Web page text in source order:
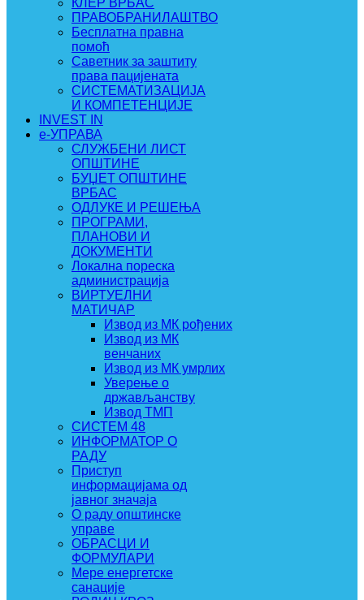
КЛЕР ВРБАС
ПРАВОБРАНИЛАШТВО
Бесплатна правна
помоћ
Саветник за заштиту
права пацијената
СИСТЕМАТИЗАЦИЈА
И КОМПЕТЕНЦИЈЕ
INVEST IN
e-УПРАВА
СЛУЖБЕНИ ЛИСТ
ОПШТИНЕ
БУЏЕТ ОПШТИНЕ
ВРБАС
ОДЛУКЕ И РЕШЕЊА
ПРОГРАМИ,
ПЛАНОВИ И
ДОКУМЕНТИ
Локална пореска
администрација
ВИРТУЕЛНИ
МАТИЧАР
Извод из МК рођених
Извод из МК
венчаних
Извод из МК умрлих
Уверење о
држављанству
Извод ТМП
СИСТЕМ 48
ИНФОРМАТОР О
РАДУ
Приступ
информацијама од
јавног значаја
О раду општинске
управе
ОБРАСЦИ И
ФОРМУЛАРИ
Мере енергетске
санације